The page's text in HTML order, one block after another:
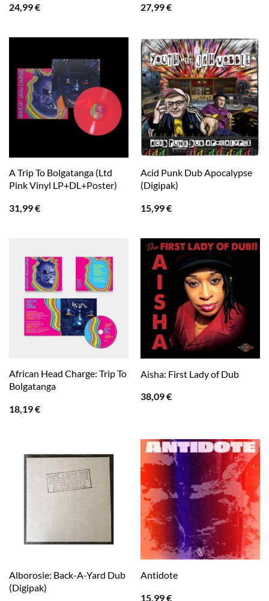
24,99€
27,99€
A Trip To Bolgatanga (Ltd
Pink Vinyl LP+DL+Poster)
31,99€
Acid Punk Dub Apocalypse
(Digipak)
15,99€
African Head Charge: Trip To
Bolgatanga
18,19€
Aisha: First Lady of Dub
38,09€
Alborosie: Back-A-Yard Dub
(Digipak)
Antidote
15,99€